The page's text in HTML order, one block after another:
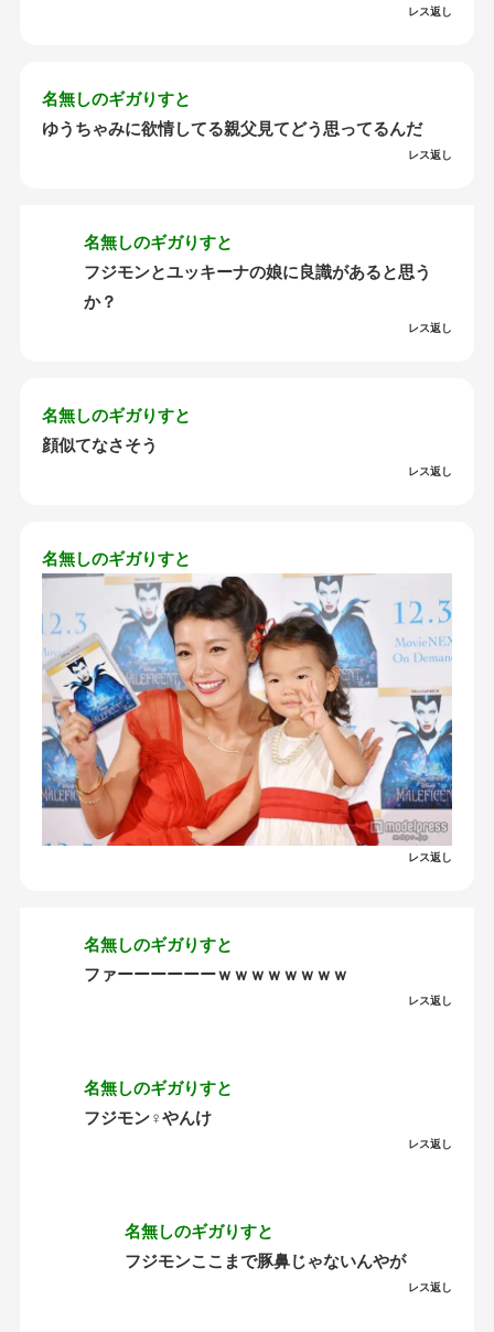
レス返し
名無しのギガりすと
ゆうちゃみに欲情してる親父見てどう思ってるんだ
レス返し
名無しのギガりすと
フジモンとユッキーナの娘に良識があると思う
か？
レス返し
名無しのギガりすと
顔似てなさそう
レス返し
名無しのギガりすと
レス返し
名無しのギガりすと
ファーーーーーーｗｗｗｗｗｗｗｗ
レス返し
名無しのギガりすと
フジモン︎︎♀やんけ
レス返し
名無しのギガりすと
フジモンここまで豚鼻じゃないんやが
レス返し